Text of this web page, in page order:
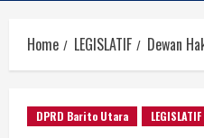
Home LEGISLATIF Dewan
DPRD Barito Utara LEGISLATIF